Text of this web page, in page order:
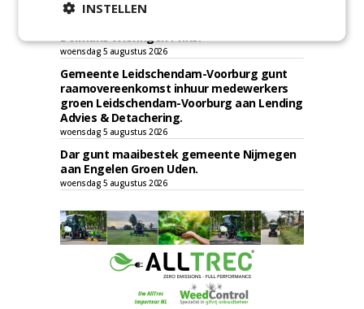
ecologisch beheer aan De Jong Zuurmond,
Dolmans Wieringen Prins.
woensdag 5 augustus 2026
Gemeente Leidschendam-Voorburg gunt
raamovereenkomst inhuur medewerkers
groen Leidschendam-Voorburg aan Lending
Advies & Detachering.
woensdag 5 augustus 2026
Dar gunt maaibestek gemeente Nijmegen
aan Engelen Groen Uden.
woensdag 5 augustus 2026
INSTELLEN